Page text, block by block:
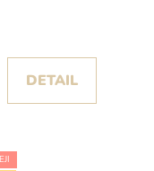
DETAIL